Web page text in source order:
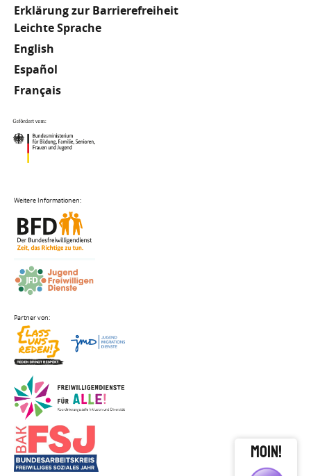
Erklärung zur Barrierefreiheit
Meta
Footer
Leichte Sprache
English
Español
Français